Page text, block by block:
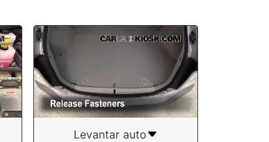
Levantar auto